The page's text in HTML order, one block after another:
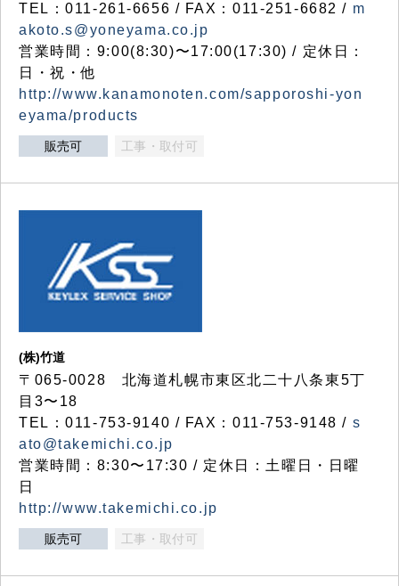
TEL：011-261-6656 / FAX：011-251-6682 / m
akoto.s@yoneyama.co.jp
営業時間：9:00(8:30)〜17:00(17:30) / 定休日：
日・祝・他
http://www.kanamonoten.com/sapporoshi-yon
eyama/products
販売可 工事・取付可
(株)竹道
〒065-0028 北海道札幌市東区北二十八条東5丁
目3〜18
TEL：011-753-9140 / FAX：011-753-9148 / s
ato@takemichi.co.jp
営業時間：8:30〜17:30 / 定休日：土曜日・日曜
日
http://www.takemichi.co.jp
販売可 工事・取付可